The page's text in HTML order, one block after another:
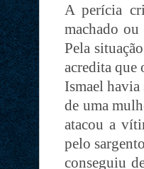
A perícia
machado
Pela
acredita que
Ismael
de uma
atacou a
pelo
conseguiu